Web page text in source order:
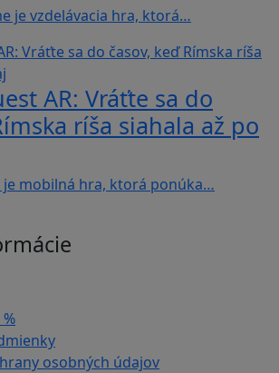
je vzdelávacia hra, ktorá…
AR: Vráťte sa do
ríša siahala až po
je mobilná hra, ktorá ponúka…
osobných údajov